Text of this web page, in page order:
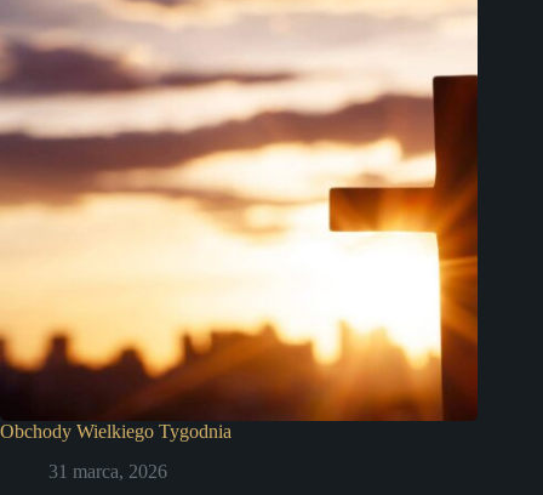
Obchody Wielkiego Tygodnia
31 marca, 2026